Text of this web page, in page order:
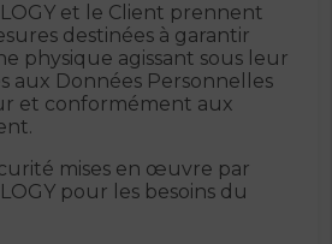
et le Client prennent
destinées à garantir
physique agissant sous leur
aux Données Personnelles
et conformément aux
mises en œuvre par
pour les besoins du